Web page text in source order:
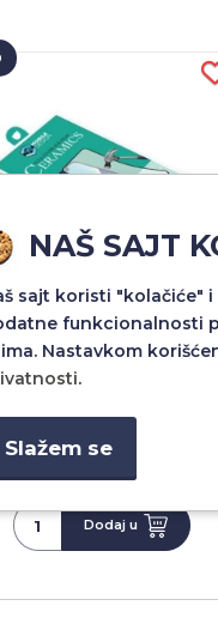
ZA ZASTITU
NANO GLASS ZA
1.500,00 RSD
Dodaj u
NAŠ SAJT
sajt koristi "kolačiće"
funkcionalnosti
Nastavkom
.
Slažem se